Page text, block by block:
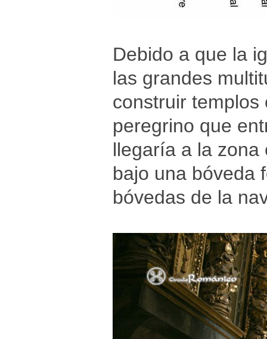
Debido a que la
las grandes
construir templos
peregrino que
llegaría a la zona
bajo una bóveda
bóvedas de la